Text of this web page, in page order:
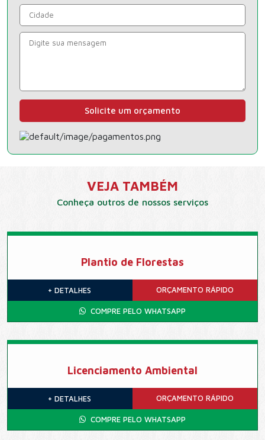
Solicite um orçamento
VEJA TAMBÉM
Conheça outros de nossos serviços
Plantio de Florestas
+ DETALHES ORÇAMENTO RÁPIDO
COMPRE PELO WHATSAPP
Licenciamento Ambiental
+ DETALHES ORÇAMENTO RÁPIDO
COMPRE PELO WHATSAPP